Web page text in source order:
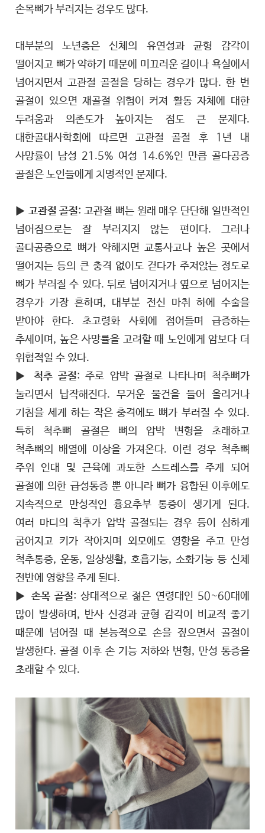
손목뼈가 부러지는 경우도 많다.
대부분의 노년층은 신체의 유연성과 균형 감각이
떨어지고 뼈가 약하기 때문에 미끄러운 길이나 욕실에서
넘어지면서 고관절 골절을 당하는 경우가 많다. 한 번
골절이 있으면 재골절 위험이 커져 활동 자체에 대한
두려움과 의존도가 높아지는 점도 큰 문제다.
대한골대사학회에 따르면 고관절 골절 후 1년 내
사망률이 남성 21.5% 여성 14.6%인 만큼 골다공증
골절은 노인들에게 치명적인 문제다.
▶ 고관절 골절: 고관절 뼈는 원래 매우 단단해 일반적인
넘어짐으로는 잘 부러지지 않는 편이다. 그러나
골다공증으로 뼈가 약해지면 교통사고나 높은 곳에서
떨어지는 등의 큰 충격 없이도 걷다가 주저앉는 정도로
뼈가 부러질 수 있다. 뒤로 넘어지거나 옆으로 넘어지는
경우가 가장 흔하며, 대부분 전신 마취 하에 수술을
받아야 한다. 초고령화 사회에 접어들며 급증하는
추세이며, 높은 사망률을 고려할 때 노인에게 암보다 더
위협적일 수 있다.
▶ 척추 골절: 주로 압박 골절로 나타나며 척추뼈가
눌리면서 납작해진다. 무거운 물건을 들어 올리거나
기침을 세게 하는 작은 충격에도 뼈가 부러질 수 있다.
특히 척추뼈 골절은 뼈의 압박 변형을 초래하고
척추뼈의 배열에 이상을 가져온다. 이런 경우 척추뼈
주위 인대 및 근육에 과도한 스트레스를 주게 되어
골절에 의한 급성통증 뿐 아니라 뼈가 융합된 이후에도
지속적으로 만성적인 흉요추부 통증이 생기게 된다.
여러 마디의 척추가 압박 골절되는 경우 등이 심하게
굽어지고 키가 작아지며 외모에도 영향을 주고 만성
척추통증, 운동, 일상생활, 호흡기능, 소화기능 등 신체
전반에 영향을 주게 된다.
▶ 손목 골절: 상대적으로 젊은 연령대인 50~60대에
많이 발생하며, 반사 신경과 균형 감각이 비교적 좋기
때문에 넘어질 때 본능적으로 손을 짚으면서 골절이
발생한다. 골절 이후 손 기능 저하와 변형, 만성 통증을
초래할 수 있다.